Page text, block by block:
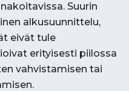
Suurin
alkusuunnittelu,
eivät tule
erityisesti piilossa
vahvistamisen tai